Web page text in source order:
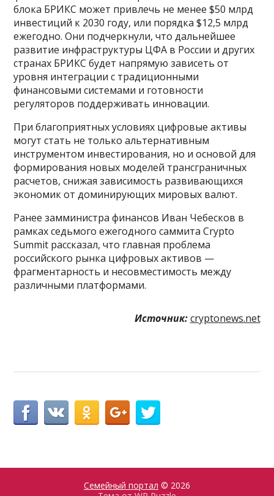
блока БРИКС может привлечь не менее $50 млрд
инвестиций к 2030 году, или порядка $12,5 млрд
ежегодно. Они подчеркнули, что дальнейшее
развитие инфраструктуры ЦФА в России и других
странах БРИКС будет напрямую зависеть от
уровня интеграции с традиционными
финансовыми системами и готовности
регуляторов поддерживать инновации.
При благоприятных условиях цифровые активы
могут стать не только альтернативным
инструментом инвестирования, но и основой для
формирования новых моделей трансграничных
расчетов, снижая зависимость развивающихся
экономик от доминирующих мировых валют.
Ранее замминистра финансов Иван Чебесков в
рамках седьмого ежегодного саммита Crypto
Summit рассказал, что главная проблема
российского рынка цифровых активов —
фрагментарность и несовместимость между
различными платформами.
Источник: cryptonews.net
Семейный портал © 2026